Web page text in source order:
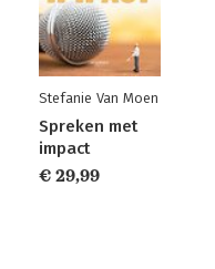
Stefanie Van Moen
Spreken met
impact
€ 29,99